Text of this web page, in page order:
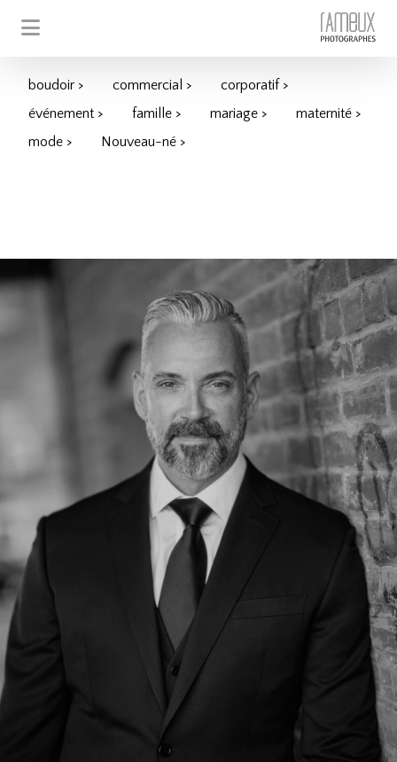
boudoir > commercial >
corporatif >
événement >
famille > mariage >
maternité >
mode >
Nouveau-né >